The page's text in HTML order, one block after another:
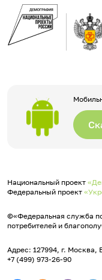
Национальный проект
Федеральный проект
©«Федеральная служба
потребителей и
Адрес: 127994, г. Москва,
+7 (499) 973-26-90